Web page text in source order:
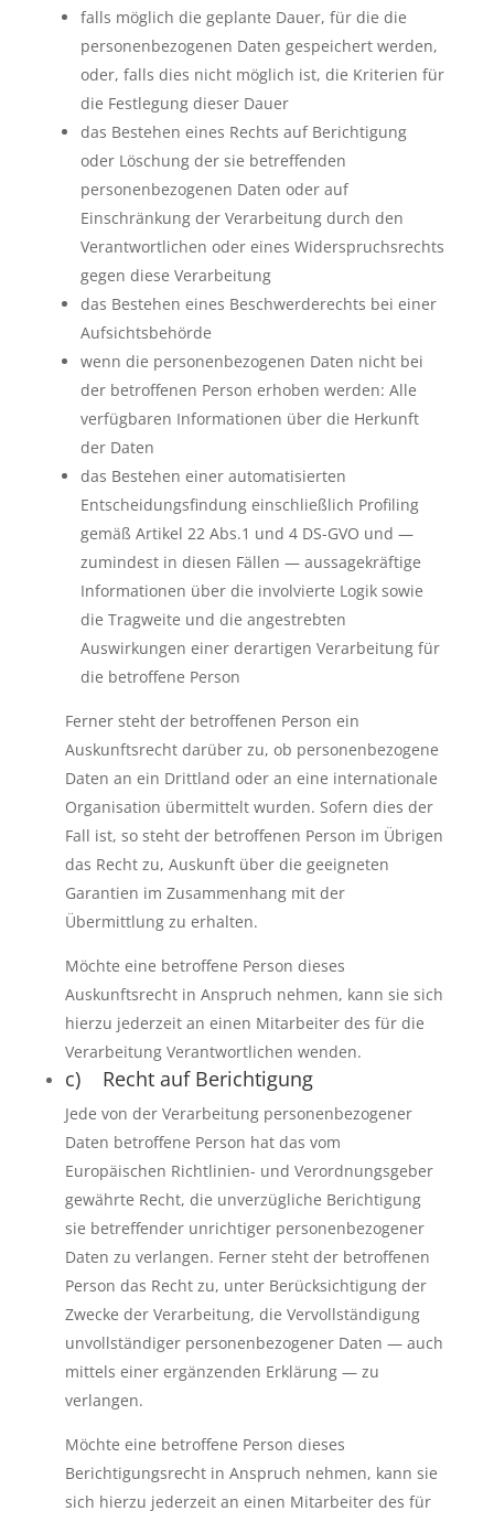
falls möglich die geplante Dauer, für die die
personenbezogenen Daten gespeichert werden,
oder, falls dies nicht möglich ist, die Kriterien für
die Festlegung dieser Dauer
das Bestehen eines Rechts auf Berichtigung
oder Löschung der sie betreffenden
personenbezogenen Daten oder auf
Einschränkung der Verarbeitung durch den
Verantwortlichen oder eines Widerspruchsrechts
gegen diese Verarbeitung
das Bestehen eines Beschwerderechts bei einer
Aufsichtsbehörde
wenn die personenbezogenen Daten nicht bei
der betroffenen Person erhoben werden: Alle
verfügbaren Informationen über die Herkunft
der Daten
das Bestehen einer automatisierten
Entscheidungsfindung einschließlich Profiling
gemäß Artikel 22 Abs.1 und 4 DS-GVO und —
zumindest in diesen Fällen — aussagekräftige
Informationen über die involvierte Logik sowie
die Tragweite und die angestrebten
Auswirkungen einer derartigen Verarbeitung für
die betroffene Person
Ferner steht der betroffenen Person ein
Auskunftsrecht darüber zu, ob personenbezogene
Daten an ein Drittland oder an eine internationale
Organisation übermittelt wurden. Sofern dies der
Fall ist, so steht der betroffenen Person im Übrigen
das Recht zu, Auskunft über die geeigneten
Garantien im Zusammenhang mit der
Übermittlung zu erhalten.
Möchte eine betroffene Person dieses
Auskunftsrecht in Anspruch nehmen, kann sie sich
hierzu jederzeit an einen Mitarbeiter des für die
Verarbeitung Verantwortlichen wenden.
c) Recht auf Berichtigung
Jede von der Verarbeitung personenbezogener
Daten betroffene Person hat das vom
Europäischen Richtlinien- und Verordnungsgeber
gewährte Recht, die unverzügliche Berichtigung
sie betreffender unrichtiger personenbezogener
Daten zu verlangen. Ferner steht der betroffenen
Person das Recht zu, unter Berücksichtigung der
Zwecke der Verarbeitung, die Vervollständigung
unvollständiger personenbezogener Daten — auch
mittels einer ergänzenden Erklärung — zu
verlangen.
Möchte eine betroffene Person dieses
Berichtigungsrecht in Anspruch nehmen, kann sie
sich hierzu jederzeit an einen Mitarbeiter des für